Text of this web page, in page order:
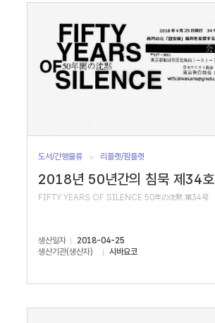
도서/간행물류 리플렛/팜플렛
2018년 50년간의 침묵 제34호
FIFTY YEARS OF SILENCE 50年の沈黙 第34号
생산일자
2018-04-25
생산기관(생산자)
시바요코